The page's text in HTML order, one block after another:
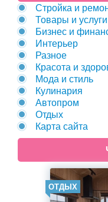
Стройка и
Товары и услуги
Бизнес и
Интерьер
Разное
Красота и
Мода и стиль
Кулинария
Автопром
Отдых
Карта сайта
ОТДЫХ